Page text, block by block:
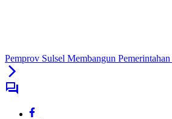
Pemprov Sulsel Membangun